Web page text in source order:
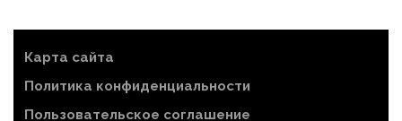
Карта сайта
Политика конфиденциальности
Пользовательское соглашение